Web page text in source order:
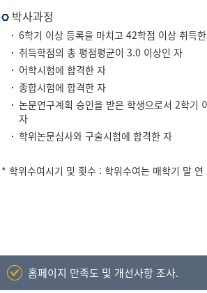
박사과정
6학기 이상 등록을 마치고 42학점 이상 취득
취득학점의 총 평점평균이 3.0 이상인 자
어학시험에 합격한 자
종합시험에 합격한 자
논문연구계획 승인을 받은 학생으로서 2학기
자
학위논문심사와 구술시험에 합격한 자
* 학위수여시기 및 횟수 : 학위수여는 매학기 말 연
홈페이지 만족도 및 개선사항 조사.